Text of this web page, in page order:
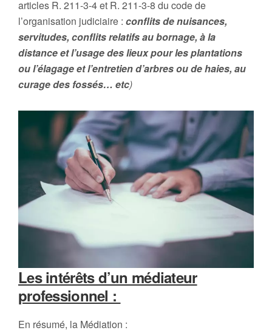
articles R. 211-3-4 et R. 211-3-8 du code de
l’organisation judiciaire : conflits de nuisances,
servitudes, conflits relatifs au bornage, à la
distance et l’usage des lieux pour les plantations
ou l’élagage et l’entretien d’arbres ou de haies, au
curage des fossés… etc)
Les intérêts d’un médiateur
professionnel :
En résumé, la Médiation :